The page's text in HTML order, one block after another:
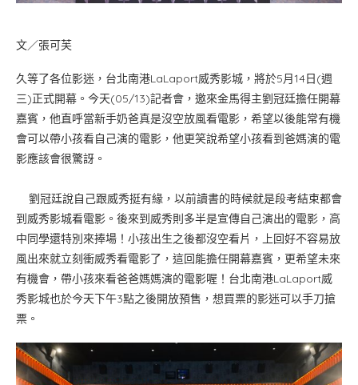
文／張可芙
久等了各位影迷，台北南港LaLaport威秀影城，將於5月14日(週
三)正式開幕。今天(05/13)記者會，邀來金馬得主劉冠廷擔任開幕
嘉賓，他直呼當新手奶爸真是沒空放風看電影，希望以後能常有機
會可以帶小孩看自己演的電影，他更笑說希望小孩看到爸媽演的電
影應該會很驚訝。
劉冠廷說自己跟威秀挺有緣，以前讀書的時候就是段考結束都會
到威秀影城看電影。後來到威秀則多半是宣傳自己演出的電影，高
中同學還特別來捧場！小孩出生之後都沒空看片，上回好不容易放
風出來就立刻衝威秀看電影了，這回能擔任開幕嘉賓，更希望未來
有機會，帶小孩來看爸爸媽媽演的電影喔！台北南港LaLaport威
秀影城也於今天下午3點之後開放預售，想買票的影迷可以手刀搶
票。